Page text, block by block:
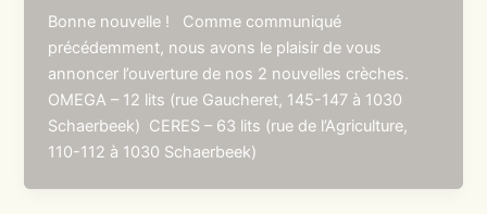
Bonne nouvelle ! Comme communiqué
précédemment, nous avons le plaisir de vous
annoncer l’ouverture de nos 2 nouvelles crèches.
OMEGA – 12 lits (rue Gaucheret, 145-147 à 1030
Schaerbeek) CERES – 63 lits (rue de l’Agriculture,
110-112 à 1030 Schaerbeek)